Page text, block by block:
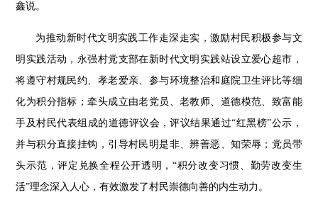
鑫说。
为推动新时代文明实践工作走深走实，激励村民积极参与文
明实践活动，永强村党支部在新时代文明实践站设立爱心超市，
将遵守村规民约、孝老爱亲、参与环境整治和庭院卫生评比等细
化为积分指标；牵头成立由老党员、老教师、道德模范、致富能
手及村民代表组成的道德评议会，评议结果通过“红黑榜”公示，
并与积分直接挂钩，引导村民明是非、辨善恶、知荣辱；党员带
头示范，评定兑换全程公开透明，“积分改变习惯、勤劳改变生
活”理念深入人心，有效激发了村民崇德向善的内生动力。